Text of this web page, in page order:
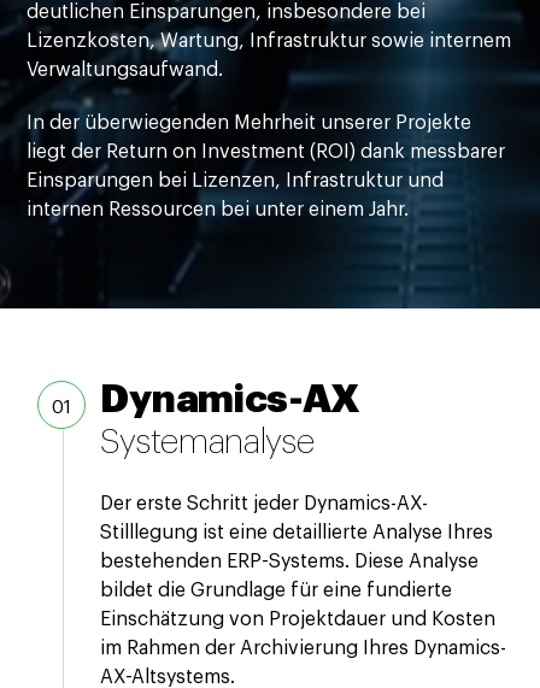
deutlichen Einsparungen, insbesondere bei
Lizenzkosten, Wartung, Infrastruktur sowie internem
Verwaltungsaufwand.
In der überwiegenden Mehrheit unserer Projekte
liegt der Return on Investment (ROI) dank messbarer
Einsparungen bei Lizenzen, Infrastruktur und
internen Ressourcen bei unter einem Jahr.
Dynamics-AX
Systemanalyse
Der erste Schritt jeder Dynamics-AX-
Stilllegung ist eine detaillierte Analyse Ihres
bestehenden ERP-Systems. Diese Analyse
bildet die Grundlage für eine fundierte
Einschätzung von Projektdauer und Kosten
im Rahmen der Archivierung Ihres Dynamics-
AX-Altsystems.